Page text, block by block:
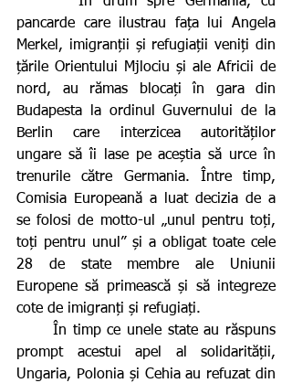
pancarde care ilustrau fața lui Angela
Merkel, imigranții și refugiații veniți din
țările Orientului Mjlociu și ale Africii de
nord, au rămas blocați în gara din
Budapesta la ordinul Guvernului de la
Berlin care interzicea autorităților
ungare să îi lase pe aceștia să urce în
trenurile către Germania. Între timp,
Comisia Europeană a luat decizia de a
se folosi de motto-ul „unul pentru toți,
toți pentru unul” și a obligat toate cele
28 de state membre ale Uniunii
Europene să primească și să integreze
cote de imigranți și refugiați.
prompt acestui apel al solidarității,
Ungaria, Polonia și Cehia au refuzat din